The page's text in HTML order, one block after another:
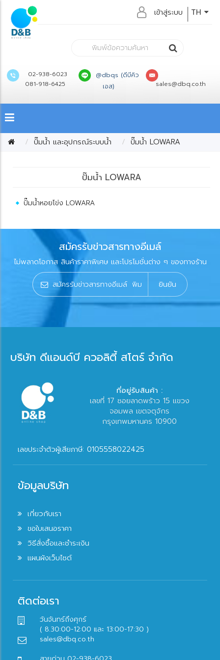
TH
เข้าสู่ระบบ
02-938-6023
081-918-6425
@dbqs (ดีบีคิว
เอส)
sales@dbq.co.th
ปั๊มน้ำ และอุปกรณ์ระบบน้ำ ปั๊มน้ำ LOWARA
ปั๊มน้ำ LOWARA
ปั๊มน้ำหอยโข่ง LOWARA
สมัครรับข่าวสารทางอีเมล์
ไม่พลาดโอกาส สินค้าราคาพิเศษ และโปรโมชั่นต่าง ๆ ของทางร้าน
ยินยัน
บริษัท ดีแอนด์บี ควอลิตี้ สโตร์ จำกัด
ที่อยู่รับสินค้า :
เลขที่ 17 ซอยลาดพร้าว 15 แขวง
จอมพล เขตจตุจักร
กรุงเทพมหานคร 10900
เลขประจำตัวผู้เสียภาษี: 0105558022425
ข้อมูลบริษัท
เกี่ยวกับเรา
ขอใบเสนอราคา
วิธีสั่งซื้อและชำระเงิน
แผนผังเว็บไซต์
ติดต่อเรา
วันจันทร์ถึงศุกร์
( 8.30:00-12:00 และ 13:00-17:30 )
sales@dbq.co.th